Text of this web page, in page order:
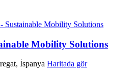
Mobility Solutions
İspanya Haritada gör